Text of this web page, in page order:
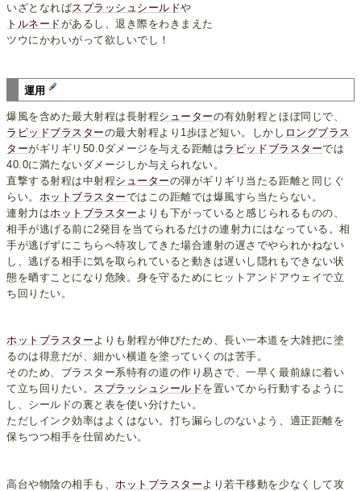
いざとなればスプラッシュシールドや
トルネードがあるし、退き際をわきまえた
ツウにかわいがって欲しいでし！
運用
爆風を含めた最大射程は長射程シューターの有効射程とほぼ同じで、
ラピッドブラスターの最大射程より1歩ほど短い。しかし ロングブラス
ターがギリギリ50.0ダメージを与える距離はラピッドブラスターでは
40.0に満たないダメージしか与えられない。
直撃する射程は中射程シューターの弾がギリギリ当たる距離と同じぐ
らい。 ホットブラスターではこの距離では爆風すら当たらない。
連射力はホットブラスターよりも下がっていると感じられるものの、
相手が逃げる前に2発目を当てられるだけの連射力にはなっている。相
手が逃げずにこちらへ特攻してきた場合連射の遅さでやられかねない
し、逃げる相手に気を取られていると動きは遅いし隠れもできない状
態を晒すことになり危険。身を守るためにヒットアンドアウェイで立
ち回りたい。
ホットブラスターよりも射程が伸びたため、長い一本道を大雑把に塗
るのは得意だが、細かい横道を塗っていくのは苦手。
そのため、ブラスター系特有の道の作り易さで、一早く最前線に着い
て立ち回りたい。 スプラッシュシールドを置いてから行動するように
し、シールドの裏と表を使い分けたい。
ただしインク効率はよくはない。打ち漏らしのないよう、適正距離を
保ちつつ相手を仕留めたい。
高台や物陰の相手も、 ホットブラスター より若干移動を少なくして攻